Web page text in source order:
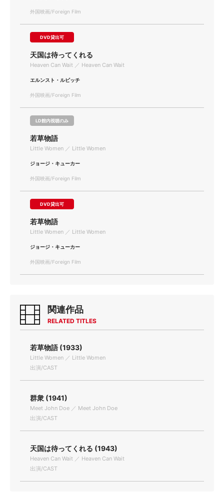
外国映画/Foreign Film
DVD貸出可
天国は待ってくれる
Heaven Can Wait ／ Heaven Can Wait
エルンスト・ルビッチ
外国映画/Foreign Film
LD館内視聴のみ
若草物語
Little Women ／ Little Women
ジョージ・キューカー
外国映画/Foreign Film
DVD貸出可
若草物語
Little Women ／ Little Women
ジョージ・キューカー
外国映画/Foreign Film
関連作品
RELATED TITLES
若草物語 (1933)
Little Women ／ Little Women
出演/CAST
群衆 (1941)
Meet John Doe ／ Meet John Doe
出演/CAST
天国は待ってくれる (1943)
Heaven Can Wait ／ Heaven Can Wait
出演/CAST